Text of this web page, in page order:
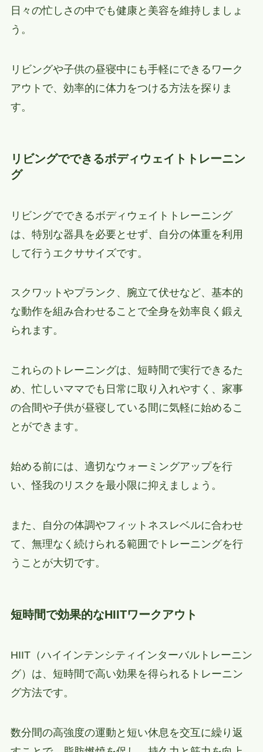
日々の忙しさの中でも健康と美容を維持しましょ
う。
リビングや子供の昼寝中にも手軽にできるワーク
アウトで、効率的に体力をつける方法を探りま
す。
リビングでできるボディウェイトトレーニン
グ
リビングでできるボディウェイトトレーニング
は、特別な器具を必要とせず、自分の体重を利用
して行うエクササイズです。
スクワットやプランク、腕立て伏せなど、基本的
な動作を組み合わせることで全身を効率良く鍛え
られます。
これらのトレーニングは、短時間で実行できるた
め、忙しいママでも日常に取り入れやすく、家事
の合間や子供が昼寝している間に気軽に始めるこ
とができます。
始める前には、適切なウォーミングアップを行
い、怪我のリスクを最小限に抑えましょう。
また、自分の体調やフィットネスレベルに合わせ
て、無理なく続けられる範囲でトレーニングを行
うことが大切です。
短時間で効果的なHIITワークアウト
HIIT（ハイインテンシティインターバルトレーニン
グ）は、短時間で高い効果を得られるトレーニン
グ方法です。
数分間の高強度の運動と短い休息を交互に繰り返